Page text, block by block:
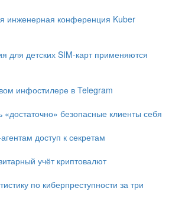
инженерная конференция Kuber
для детских SIM-карт применяются
инфостилере в Telegram
«достаточно» безопасные клиенты себя
доступ к секретам
учёт криптовалют
по киберпреступности за три